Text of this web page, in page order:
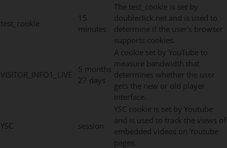
test_cookie
15
minutes
The test_cookie is set by
doubleclick.net and is used to
determine if the user's browser
supports cookies.
VISITOR_INFO1_LIVE
5 months
27 days
A cookie set by YouTube to
measure bandwidth that
determines whether the user
gets the new or old player
interface.
YSC session
YSC cookie is set by Youtube
and is used to track the views of
embedded videos on Youtube
pages.